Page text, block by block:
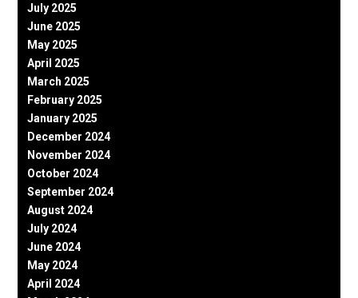
July 2025
June 2025
May 2025
April 2025
March 2025
February 2025
January 2025
December 2024
November 2024
October 2024
September 2024
August 2024
July 2024
June 2024
May 2024
April 2024